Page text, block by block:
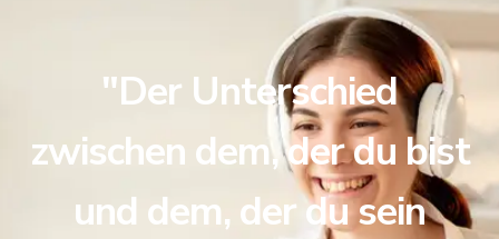
"Der Unterschied
zwischen dem, der du bist
und dem, der du sein